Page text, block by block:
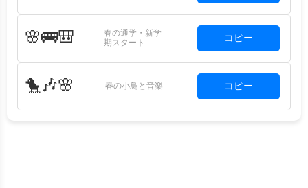
🌸🚌🎒
春の通学・新学
期スタート
コピー
🐤🎶🌸 春の小鳥と音楽 コピー